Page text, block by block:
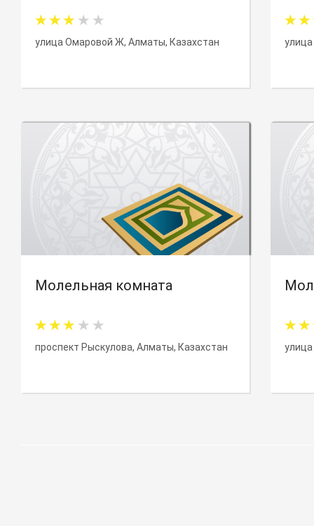
улица Омаровой Ж, Алматы, Казахстан
Молельная комната
проспект Рыскулова, Алматы, Казахстан